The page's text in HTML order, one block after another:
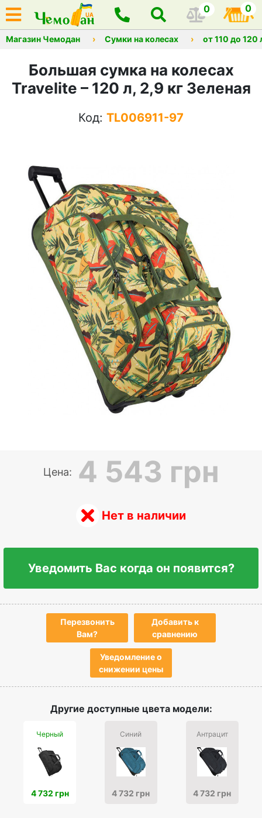
0 0
Магазин Чемодан Сумки на колесах от 110 до 120
Большая сумка на колесах
Travelite – 120 л, 2,9 кг Зеленая
Код: TL006911-97
Цена: 4 543 грн
Нет в наличии
Уведомить Вас когда он появится?
Перезвонить
Вам?
Добавить к
сравнению
Уведомление о
снижении цены
Другие доступные цвета модели:
Черный
4 732 грн
Синий
4 732 грн
Антрацит
4 732 грн